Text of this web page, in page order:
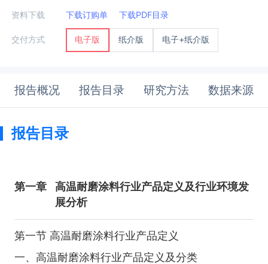
资料下载 下载订购单 下载PDF目录
交付方式 电子版 纸介版 电子+纸介版
报告概况 报告目录 研究方法 数据来源
报告目录
第一章
高温耐磨涂料行业产品定义及行业环境发
展分析
第一节 高温耐磨涂料行业产品定义
一、高温耐磨涂料行业产品定义及分类